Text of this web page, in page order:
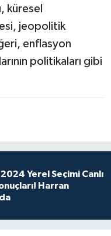
küresel
jeopolitik
enflasyon
politikaları gibi
Yerel Seçimi Canlı
Harran